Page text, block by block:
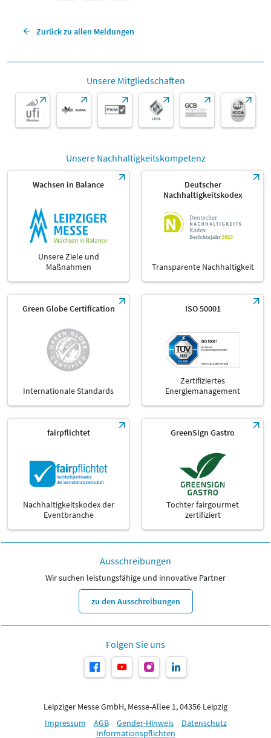
Zurück zu allen Meldungen
Unsere Mitgliedschaften
Unsere Nachhaltigkeitskompetenz
Wachsen in Balance
Unsere Ziele und
Maßnahmen
Deutscher
Nachhaltigkeitskodex
Transparente Nachhaltigkeit
Green Globe Certification
Internationale Standards
ISO 50001
Zertifiziertes
Energiemanagement
fairpflichtet
Nachhaltigkeitskodex der
Eventbranche
GreenSign Gastro
Tochter fairgourmet
zertifiziert
Ausschreibungen
Wir suchen leistungsfähige und innovative Partner
zu den Ausschreibungen
Folgen Sie uns
Leipziger Messe GmbH, Messe-Allee 1, 04356 Leipzig
Impressum
AGB Gender-Hinweis
Datenschutz
Informationspflichten